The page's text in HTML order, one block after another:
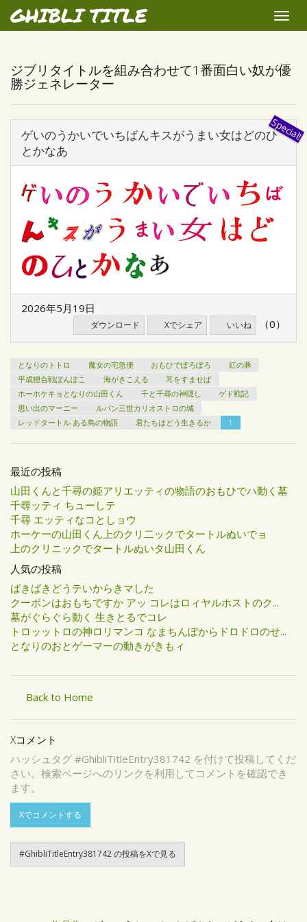
GHIBLI TITLE
Toggle
ジブリタイトルを組み合わせて1番面白い奴が優
勝ジェネレーター
ゲいのうかいでいちばんキスがうまい女はどのひ
とかなあ
2026年5月19日
ダウンロード Xでシェア いいね （0）
となりのトトロ 魔女の宅急便 おもひでぽろぽろ
紅の豚
平成狸合戦ぽんぽこ
海がきこえる
耳をすませば
ホーホケキョとなりの山田くん
千と千尋の神隠し
ゲド戦記
思い出のマーニー
ルパン三世カリオストロの城
レッドタートル ある島の物語
君たちはどう生きるか 1
最近の投稿
山田くんと千尋の姫アリエッティの物語のおもひでハ動く墓
千尋ッティ ちューしテ
千尋 エッティなコとしョウ
ホーケーの山田くん上のクリ二ックでタートルぬいでョ
上のクリニックでタートルぬいタ山田くん
人気の投稿
ばきばきどうテいからきマした
クーポンはおもちですか アッ コレはロィヤルホストのク...
墓がぐらぐら動く 生きとるでコレ
トロッットロの神ロリマンコ なまちんぽからドロドロのせ...
となりのおとゲーマーの動きがきもィ
Back to Home
Xコメント
ハッシュタグ #GhibliTitleEntry381742 を付けて投稿してくだ
さい。検索ページへのリンクを利用してコメントを確認でき
ます。
Xでコメントする
#GhibliTitleEntry381742 の投稿をXで見る